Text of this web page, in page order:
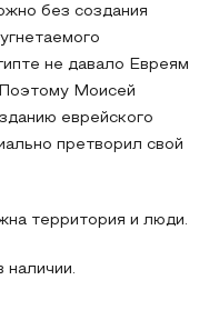
без создания
не давало Евреям
Поэтому Моисей
еврейского
претворил свой
территория и люди.